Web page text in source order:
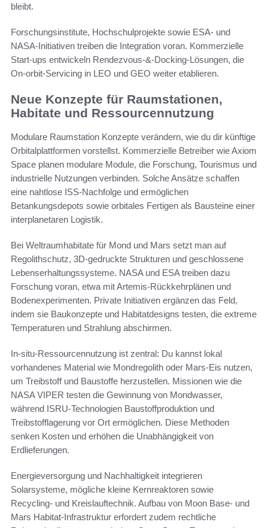
bleibt.
Forschungsinstitute, Hochschulprojekte sowie ESA- und
NASA-Initiativen treiben die Integration voran. Kommerzielle
Start-ups entwickeln Rendezvous-&-Docking-Lösungen, die
On-orbit-Servicing in LEO und GEO weiter etablieren.
Neue Konzepte für Raumstationen,
Habitate und Ressourcennutzung
Modulare Raumstation Konzepte verändern, wie du dir künftige
Orbitalplattformen vorstellst. Kommerzielle Betreiber wie Axiom
Space planen modulare Module, die Forschung, Tourismus und
industrielle Nutzungen verbinden. Solche Ansätze schaffen
eine nahtlose ISS-Nachfolge und ermöglichen
Betankungsdepots sowie orbitales Fertigen als Bausteine einer
interplanetaren Logistik.
Bei Weltraumhabitate für Mond und Mars setzt man auf
Regolithschutz, 3D-gedruckte Strukturen und geschlossene
Lebenserhaltungssysteme. NASA und ESA treiben dazu
Forschung voran, etwa mit Artemis-Rückkehrplänen und
Bodenexperimenten. Private Initiativen ergänzen das Feld,
indem sie Baukonzepte und Habitatdesigns testen, die extreme
Temperaturen und Strahlung abschirmen.
In-situ-Ressourcennutzung ist zentral: Du kannst lokal
vorhandenes Material wie Mondregolith oder Mars-Eis nutzen,
um Treibstoff und Baustoffe herzustellen. Missionen wie die
NASA VIPER testen die Gewinnung von Mondwasser,
während ISRU-Technologien Baustoffproduktion und
Treibstofflagerung vor Ort ermöglichen. Diese Methoden
senken Kosten und erhöhen die Unabhängigkeit von
Erdlieferungen.
Energieversorgung und Nachhaltigkeit integrieren
Solarsysteme, mögliche kleine Kernreaktoren sowie
Recycling- und Kreislauftechnik. Aufbau von Moon Base- und
Mars Habitat-Infrastruktur erfordert zudem rechtliche